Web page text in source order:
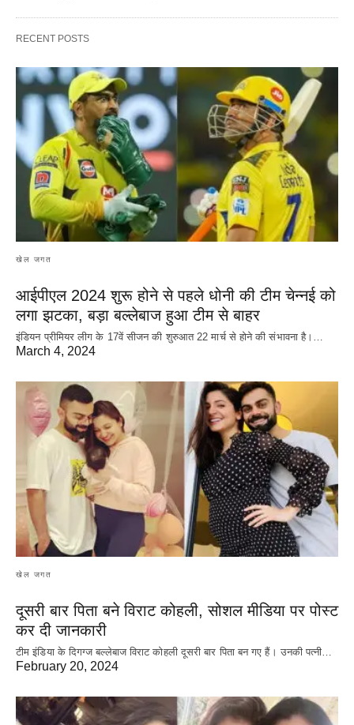
RECENT POSTS
खेल जगत
आईपीएल 2024 शुरू होने से पहले धोनी की टीम चेन्नई को
लगा झटका, बड़ा बल्लेबाज हुआ टीम से बाहर
इंडियन प्रीमियर लीग के 17वें सीजन की शुरुआत 22 मार्च से होने की संभावना है।…
March 4, 2024
खेल जगत
दूसरी बार‌ पिता बने विराट कोहली, सोशल मीडिया पर पोस्ट
कर दी‌ जानकारी
टीम इंडिया के दिगग्ज बल्लेबाज विराट कोहली दूसरी बार पिता बन गए हैं। उनकी पत्नी…
February 20, 2024